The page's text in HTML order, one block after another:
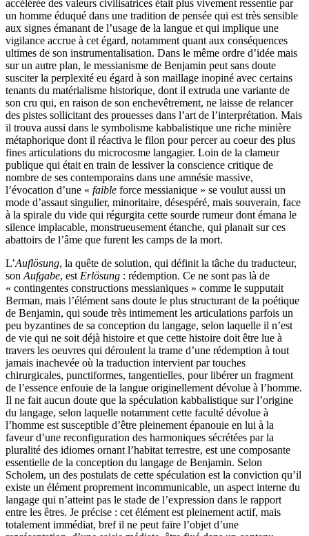
accélérée des valeurs civilisatrices était plus vivement ressentie par
un homme éduqué dans une tradition de pensée qui est très sensible
aux signes émanant de l’usage de la langue et qui implique une
vigilance accrue à cet égard, notamment quant aux conséquences
ultimes de son instrumentalisation. Dans le même ordre d’idée mais
sur un autre plan, le messianisme de Benjamin peut sans doute
susciter la perplexité eu égard à son maillage inopiné avec certains
tenants du matérialisme historique, dont il extruda une variante de
son cru qui, en raison de son enchevêtrement, ne laisse de relancer
des pistes sollicitant des prouesses dans l’art de l’interprétation. Mais
il trouva aussi dans le symbolisme kabbalistique une riche minière
métaphorique dont il réactiva le filon pour percer au coeur des plus
fines articulations du microcosme langagier. Loin de la clameur
publique qui était en train de lessiver la conscience critique de
nombre de ses contemporains dans une amnésie massive,
l’évocation d’une « faible force messianique » se voulut aussi un
mode d’assaut singulier, minoritaire, désespéré, mais souverain, face
à la spirale du vide qui régurgita cette sourde rumeur dont émana le
silence implacable, monstrueusement étanche, qui planait sur ces
abattoirs de l’âme que furent les camps de la mort.
L’Auflösung, la quête de solution, qui définit la tâche du traducteur,
sonAufgabe, estErlösung : rédemption. Ce ne sont pas là de
« contingentes constructions messianiques » comme le supputait
Berman, mais l’élément sans doute le plus structurant de la poétique
de Benjamin, qui soude très intimement les articulations parfois un
peu byzantines de sa conception du langage, selon laquelle il n’est
de vie qui ne soit déjà histoire et que cette histoire doit être lue à
travers les oeuvres qui déroulent la trame d’une rédemption à tout
jamais inachevée où la traduction intervient par touches
chirurgicales, punctiformes, tangentielles, pour libérer un fragment
de l’essence enfouie de la langue originellement dévolue à l’homme.
Il ne fait aucun doute que la spéculation kabbalistique sur l’origine
du langage, selon laquelle notamment cette faculté dévolue à
l’homme est susceptible d’être pleinement épanouie en lui à la
faveur d’une reconfiguration des harmoniques sécrétées par la
pluralité des idiomes ornant l’habitat terrestre, est une composante
essentielle de la conception du langage de Benjamin. Selon
Scholem, un des postulats de cette spéculation est la conviction qu’il
existe un élément proprement incommunicable, un aspect interne du
langage qui n’atteint pas le stade de l’expression dans le rapport
entre les êtres. Je précise : cet élément est pleinement actif, mais
totalement immédiat, bref il ne peut faire l’objet d’une